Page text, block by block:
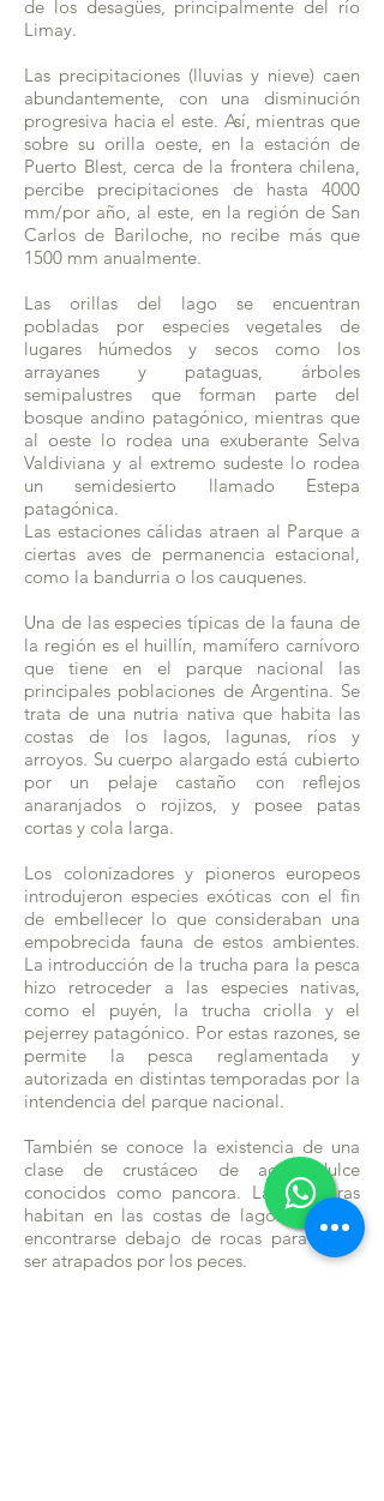
de los desagües, principalmente del río
Limay.
Las precipitaciones (lluvias y nieve) caen
abundantemente, con una disminución
progresiva hacia el este. Así, mientras que
sobre su orilla oeste, en la estación de
Puerto Blest, cerca de la frontera chilena,
percibe precipitaciones de hasta 4000
mm/por año, al este, en la región de San
Carlos de Bariloche, no recibe más que
1500 mm anualmente.
Las orillas del lago se encuentran
pobladas por especies vegetales de
lugares húmedos y secos como los
arrayanes y pataguas, árboles
semipalustres que forman parte del
bosque andino patagónico, mientras que
al oeste lo rodea una exuberante Selva
Valdiviana y al extremo sudeste lo rodea
un semidesierto llamado Estepa
patagónica.
Las estaciones cálidas atraen al Parque a
ciertas aves de permanencia estacional,
como la bandurria o los cauquenes.
Una de las especies típicas de la fauna de
la región es el huillín, mamífero carnívoro
que tiene en el parque nacional las
principales poblaciones de Argentina. Se
trata de una nutria nativa que habita las
costas de los lagos, lagunas, ríos y
arroyos. Su cuerpo alargado está cubierto
por un pelaje castaño con reflejos
anaranjados o rojizos, y posee patas
cortas y cola larga.
Los colonizadores y pioneros europeos
introdujeron especies exóticas con el fin
de embellecer lo que consideraban una
empobrecida fauna de estos ambientes.
La introducción de la trucha para la pesca
hizo retroceder a las especies nativas,
como el puyén, la trucha criolla y el
pejerrey patagónico. Por estas razones, se
permite la pesca reglamentada y
autorizada en distintas temporadas por la
intendencia del parque nacional.
También se conoce la existencia de una
clase de crustáceo de agua dulce
conocidos como pancora. Las pancoras
habitan en las costas de lagos y suelen
encontrarse debajo de rocas para evitar
ser atrapados por los peces.